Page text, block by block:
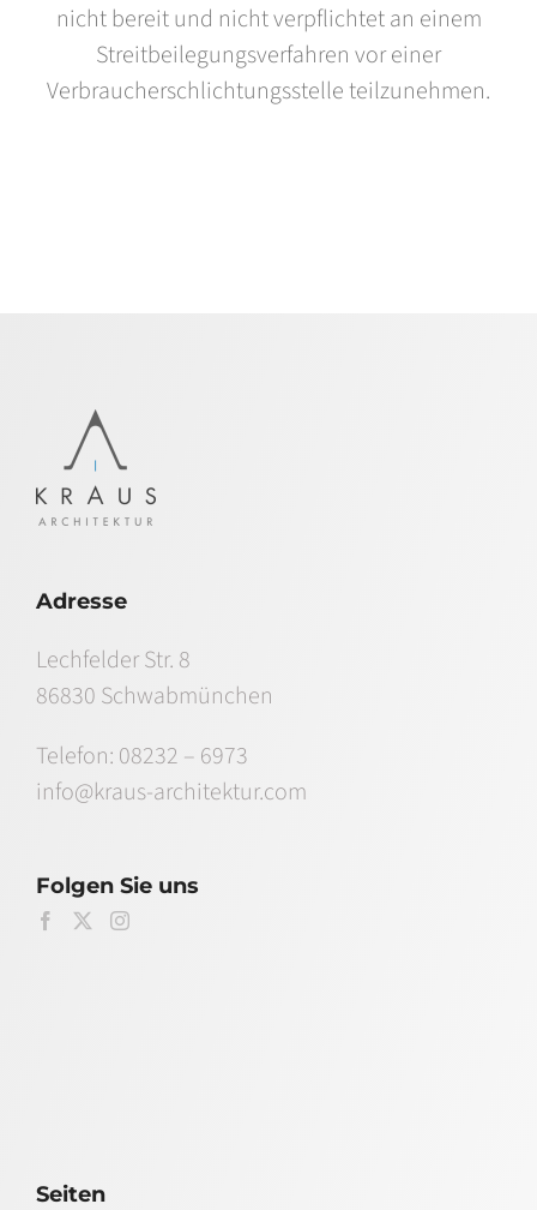
nicht bereit und nicht verpflichtet an einem
Streitbeilegungsverfahren vor einer
Verbraucherschlichtungsstelle teilzunehmen.
Adresse
Lechfelder Str. 8
86830 Schwabmünchen
Telefon: 08232 – 6973
info@kraus-architektur.com
Folgen Sie uns
Seiten